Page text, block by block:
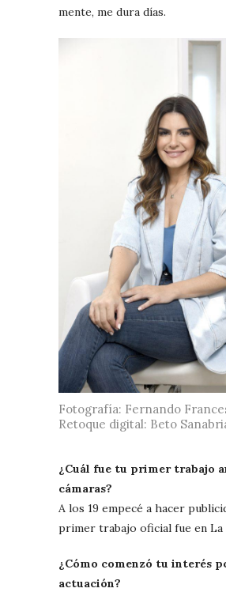
mente, me dura días.
Fotografía: Fernando
Retoque digital: Beto
¿Cuál fue tu primer trabajo
cámaras?
A los 19 empecé a hacer
primer trabajo oficial fue en La
¿Cómo comenzó tu interés
actuación?